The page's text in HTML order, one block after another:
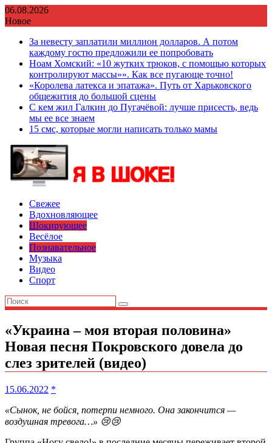
Перейти
к
06.08.2026
Новое
За невесту заплатили миллион долларов. А потом
каждому гостю предложили ее попробовать
Ноам Хомский: «10 жутких трюков, с помощью которых
контролируют массы»». Как все пугающе точно!
«Королева латекса и эпатажа». Путь от Харьковского
общежития до большой сцены
С кем жил Галкин до Пугачёвой: лучше присесть, ведь
мы ее все знаем
15 смс, которые могли написать только мамы
Свежее
Вдохновляющее
Шокирующее
Весёлое
Познавательное
Музыка
Видео
Спорт
«Украина – моя вторая половина»
Новая песня Покровского довела до
слез зрителей (видео)
15.06.2022 *
«Сынок, не бойся, потерпи немного. Она закончится —
воздушная тревога…» 😢😢